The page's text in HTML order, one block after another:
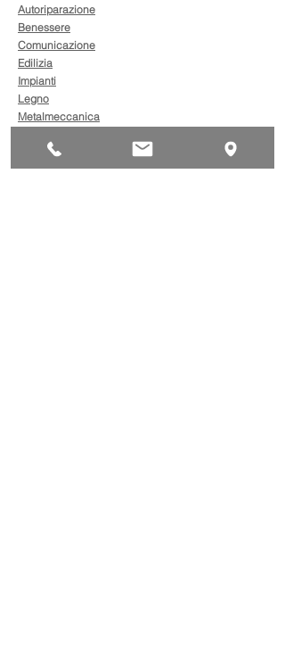
Autoriparazione
Benessere
Comunicazione
Edilizia
Impianti
Legno
Metalmeccanica
Trasporto